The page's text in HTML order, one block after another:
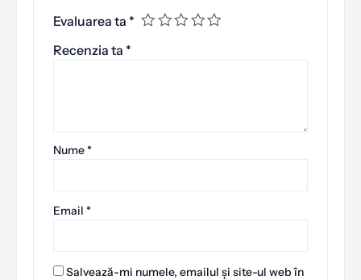
Evaluarea ta *
Recenzia ta *
Nume*
Email*
Salvează-mi numele, emailul și site-ul web în